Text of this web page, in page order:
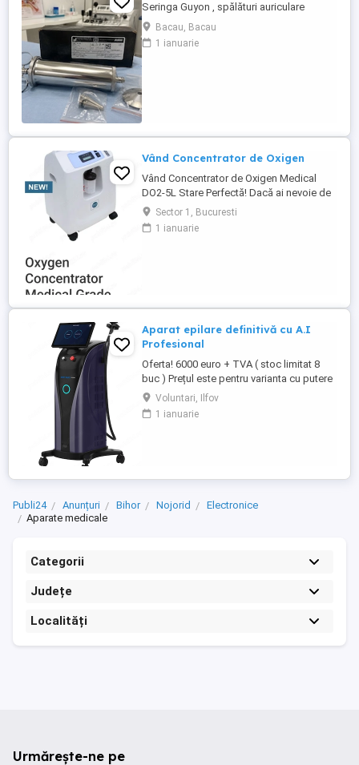
Seringa Guyon , spălături auriculare
Bacau, Bacau
1 ianuarie
Vând Concentrator de Oxigen
Vând Concentrator de Oxigen Medical
DO2-5L Stare Perfectă! Dacă ai nevoie de
oxigen de înaltă puritate, acest
concentrator Zenii-DO2-5L este soluția
ideală! A fost cumpărat nou și folosit o
Sector 1, Bucuresti
1 ianuarie
Aparat epilare definitivă cu A.I
Profesional
Oferta! 6000 euro + TVA ( stoc limitat 8
buc ) Prețul este pentru varianta cu putere
totală de (3500W aparat, 1200 W manipul )
Puteri disponibile până la 3000W pe bara
laser! POSIBILITATE DE ACHIZIȚIONARE ÎN
Voluntari, Ilfov
1 ianuarie
Publi24 Anunțuri Bihor Nojorid
Electronice
Aparate medicale
Categorii
Județe
Localități
Urmărește-ne pe